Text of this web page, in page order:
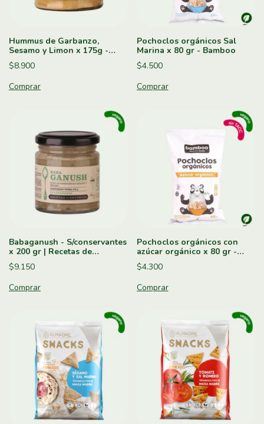
Hummus de Garbanzo,
Sesamo y Limon x 175g -
Recetas de Entonces
$8.900
Pochoclos orgánicos Sal
Marina x 80 gr - Bamboo
$4.500
Babaganush - S/conservantes
x 200 gr | Recetas de
Entonces
$9.150
Pochoclos orgánicos con
azúcar orgánico x 80 gr -
Bamboo
$4.300